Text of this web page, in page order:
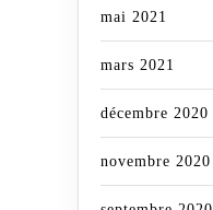
mai 2021
mars 2021
décembre 2020
novembre 2020